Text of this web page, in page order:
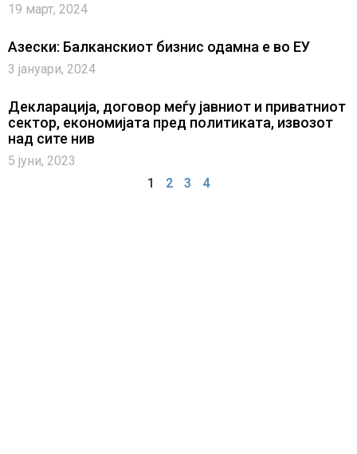
19 март, 2024
Азески: Балканскиот бизнис одамна е во ЕУ
3 јануари, 2024
Декларација, договор меѓу јавниот и приватниот
сектор, економијата пред политиката, извозот
над сите нив
5 јуни, 2023
1
2 3 4